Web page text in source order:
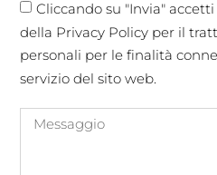
Cliccando su "Invia"
della Privacy Policy per il
personali per le finalità
servizio del sito web.